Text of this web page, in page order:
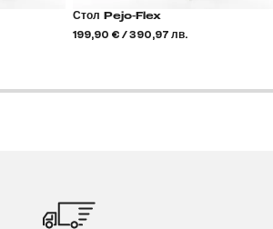
Стол Pejo-Flex
199,90 € / 390,97 лв.